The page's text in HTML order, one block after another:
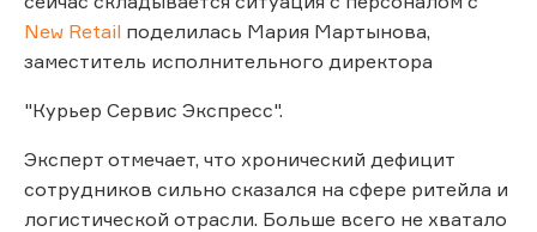
New Retail поделилась Мария Мартынова,
заместитель исполнительного директора
"Курьер Сервис Экспресс".
Эксперт отмечает, что хронический дефицит
сотрудников сильно сказался на сфере ритейла и
логистической отрасли. Больше всего не хватало